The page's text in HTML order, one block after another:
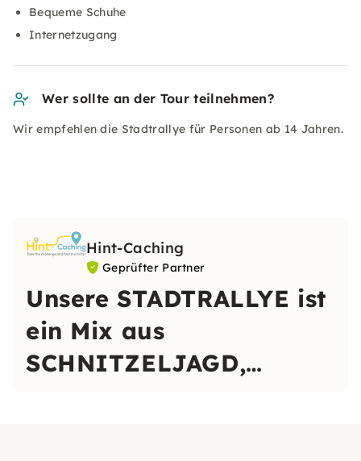
Bequeme Schuhe
Internetzugang
Wer sollte an der Tour teilnehmen?
Wir empfehlen die Stadtrallye für Personen ab 14 Jahren.
Hint-Caching
Geprüfter Partner
Unsere STADTRALLYE ist
ein Mix aus
SCHNITZELJAGD,